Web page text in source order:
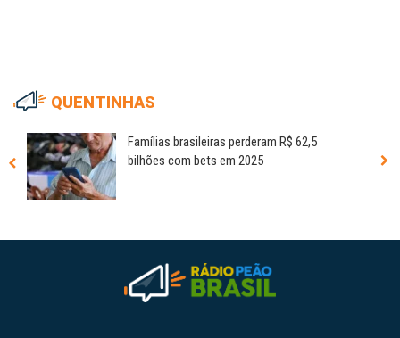
QUENTINHAS
Famílias brasileiras perderam R$ 62,5
bilhões com bets em 2025